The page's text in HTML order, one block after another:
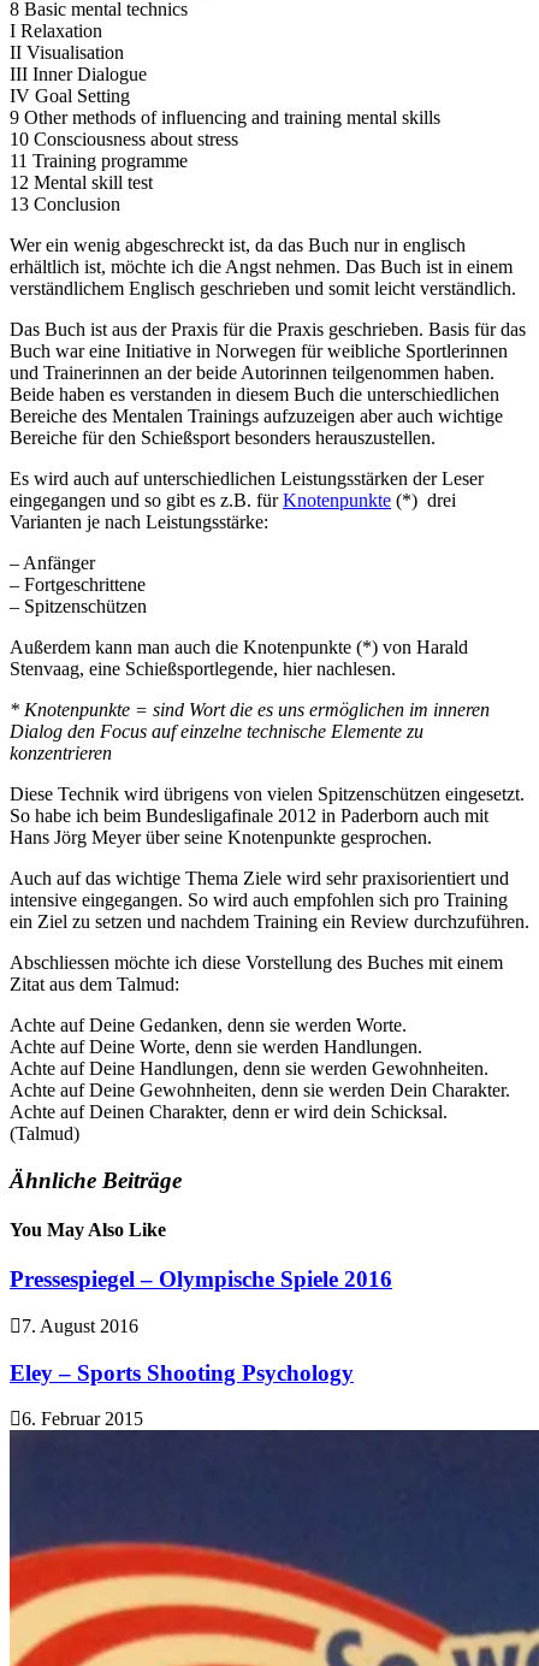
8 Basic mental technics
I Relaxation
II Visualisation
III Inner Dialogue
IV Goal Setting
9 Other methods of influencing and training mental skills
10 Consciousness about stress
11 Training programme
12 Mental skill test
13 Conclusion
Wer ein wenig abgeschreckt ist, da das Buch nur in englisch
erhältlich ist, möchte ich die Angst nehmen. Das Buch ist in einem
verständlichem Englisch geschrieben und somit leicht verständlich.
Das Buch ist aus der Praxis für die Praxis geschrieben. Basis für das
Buch war eine Initiative in Norwegen für weibliche Sportlerinnen
und Trainerinnen an der beide Autorinnen teilgenommen haben.
Beide haben es verstanden in diesem Buch die unterschiedlichen
Bereiche des Mentalen Trainings aufzuzeigen aber auch wichtige
Bereiche für den Schießsport besonders herauszustellen.
Es wird auch auf unterschiedlichen Leistungsstärken der Leser
eingegangen und so gibt es z.B. fürKnotenpunkte (*) drei
Varianten je nach Leistungsstärke:
– Anfänger
– Fortgeschrittene
– Spitzenschützen
Außerdem kann man auch die Knotenpunkte (*) von Harald
Stenvaag, eine Schießsportlegende, hier nachlesen.
* Knotenpunkte = sind Wort die es uns ermöglichen im inneren
Dialog den Focus auf einzelne technische Elemente zu
konzentrieren
Diese Technik wird übrigens von vielen Spitzenschützen eingesetzt.
So habe ich beim Bundesligafinale 2012 in Paderborn auch mit
Hans Jörg Meyer über seine Knotenpunkte gesprochen.
Auch auf das wichtige Thema Ziele wird sehr praxisorientiert und
intensive eingegangen. So wird auch empfohlen sich pro Training
ein Ziel zu setzen und nachdem Training ein Review durchzuführen.
Abschliessen möchte ich diese Vorstellung des Buches mit einem
Zitat aus dem Talmud:
Achte auf Deine Gedanken, denn sie werden Worte.
Achte auf Deine Worte, denn sie werden Handlungen.
Achte auf Deine Handlungen, denn sie werden Gewohnheiten.
Achte auf Deine Gewohnheiten, denn sie werden Dein Charakter.
Achte auf Deinen Charakter, denn er wird dein Schicksal.
(Talmud)
Ähnliche Beiträge
You May Also Like
Pressespiegel – Olympische Spiele 2016
7. August 2016
Eley – Sports Shooting Psychology
6. Februar 2015